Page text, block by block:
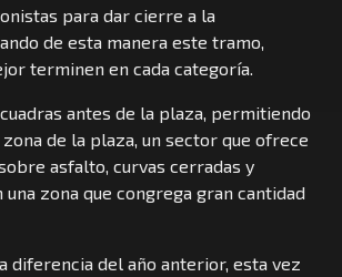
para dar cierre a la
de esta manera este tramo,
terminen en cada categoría.
antes de la plaza, permitiendo
de la plaza, un sector que ofrece
asfalto, curvas cerradas y
zona que congrega gran cantidad
diferencia del año anterior, esta vez